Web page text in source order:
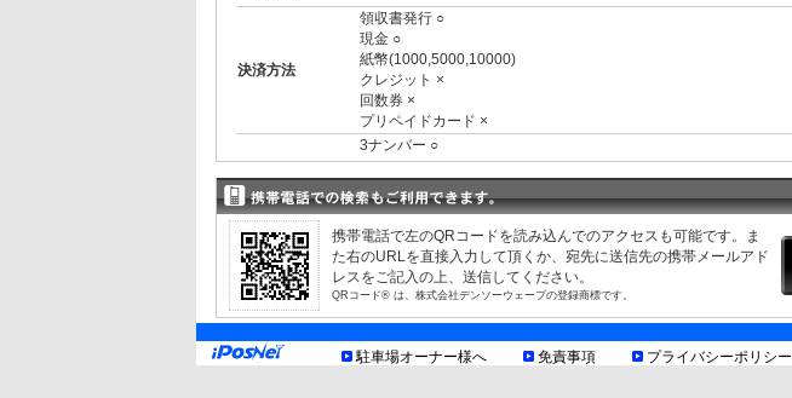
決済方法
領収書発行 ○
現金 ○
紙幣(1000,5000,10000)
クレジット ×
回数券 ×
プリペイドカード ×
制限事項
3ナンバー ○
RV ○
1BOX ○
外車 ○
幅 2.10m まで
長 6.00m まで
重量 4.00t まで
お知らせ
渋谷駅徒歩5分
携帯電話で左のQRコードを読み込んでのアクセスも可能です。ま
た右のURLを直接入力して頂くか、宛先に送信先の携帯メールアド
レスをご記入の上、送信してください。
QRコード® は、株式会社デンソーウェーブの登録商標です。
駐車場オーナー様へ
免責事項 プライバシーポリシー